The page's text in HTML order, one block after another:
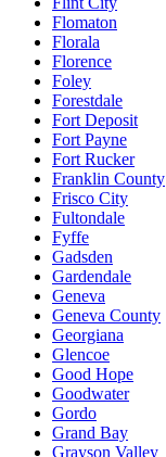
Flomaton
Florala
Florence
Foley
Forestdale
Fort Deposit
Fort Payne
Fort Rucker
Franklin County
Frisco City
Fultondale
Fyffe
Gadsden
Gardendale
Geneva
Geneva County
Georgiana
Glencoe
Good Hope
Goodwater
Gordo
Grand Bay
Grayson Valley